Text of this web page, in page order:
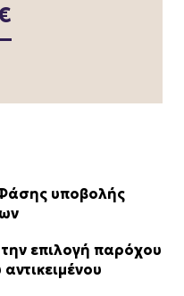
υποβολής
επιλογή παρόχου